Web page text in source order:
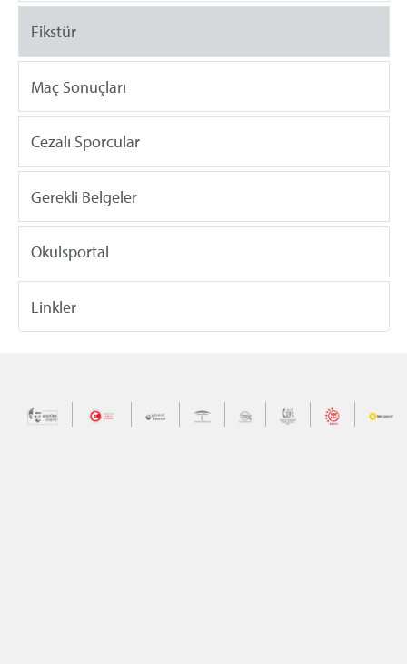
Fikstür
Maç Sonuçları
Cezalı Sporcular
Gerekli Belgeler
Okulsportal
Linkler